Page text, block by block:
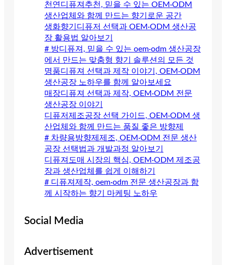
천연디퓨져추천, 믿을 수 있는 OEM·ODM
생산업체와 함께 만드는 향기로운 공간
생화향기디퓨저 선택과 OEM·ODM 생산공
장 활용법 알아보기
# 방디퓨져, 믿을 수 있는 oem·odm 생산공장
에서 만드는 맞춤형 향기 솔루션의 모든 것
명품디퓨져 선택과 제작 이야기, OEM·ODM
생산공장 노하우를 함께 알아보세요
매장디퓨져 선택과 제작, OEM·ODM 전문
생산공장 이야기
디퓨저제조공장 선택 가이드, OEM·ODM 생
산업체와 함께 만드는 품질 좋은 방향제
# 차량용방향제제조, OEM·ODM 전문 생산
공장 선택법과 개발과정 알아보기
디퓨져도매 시장의 핵심, OEM·ODM 제조공
장과 생산업체를 쉽게 이해하기
# 디퓨져제작, oem·odm 전문 생산공장과 함
께 시작하는 향기 마케팅 노하우
Social Media
Advertisement